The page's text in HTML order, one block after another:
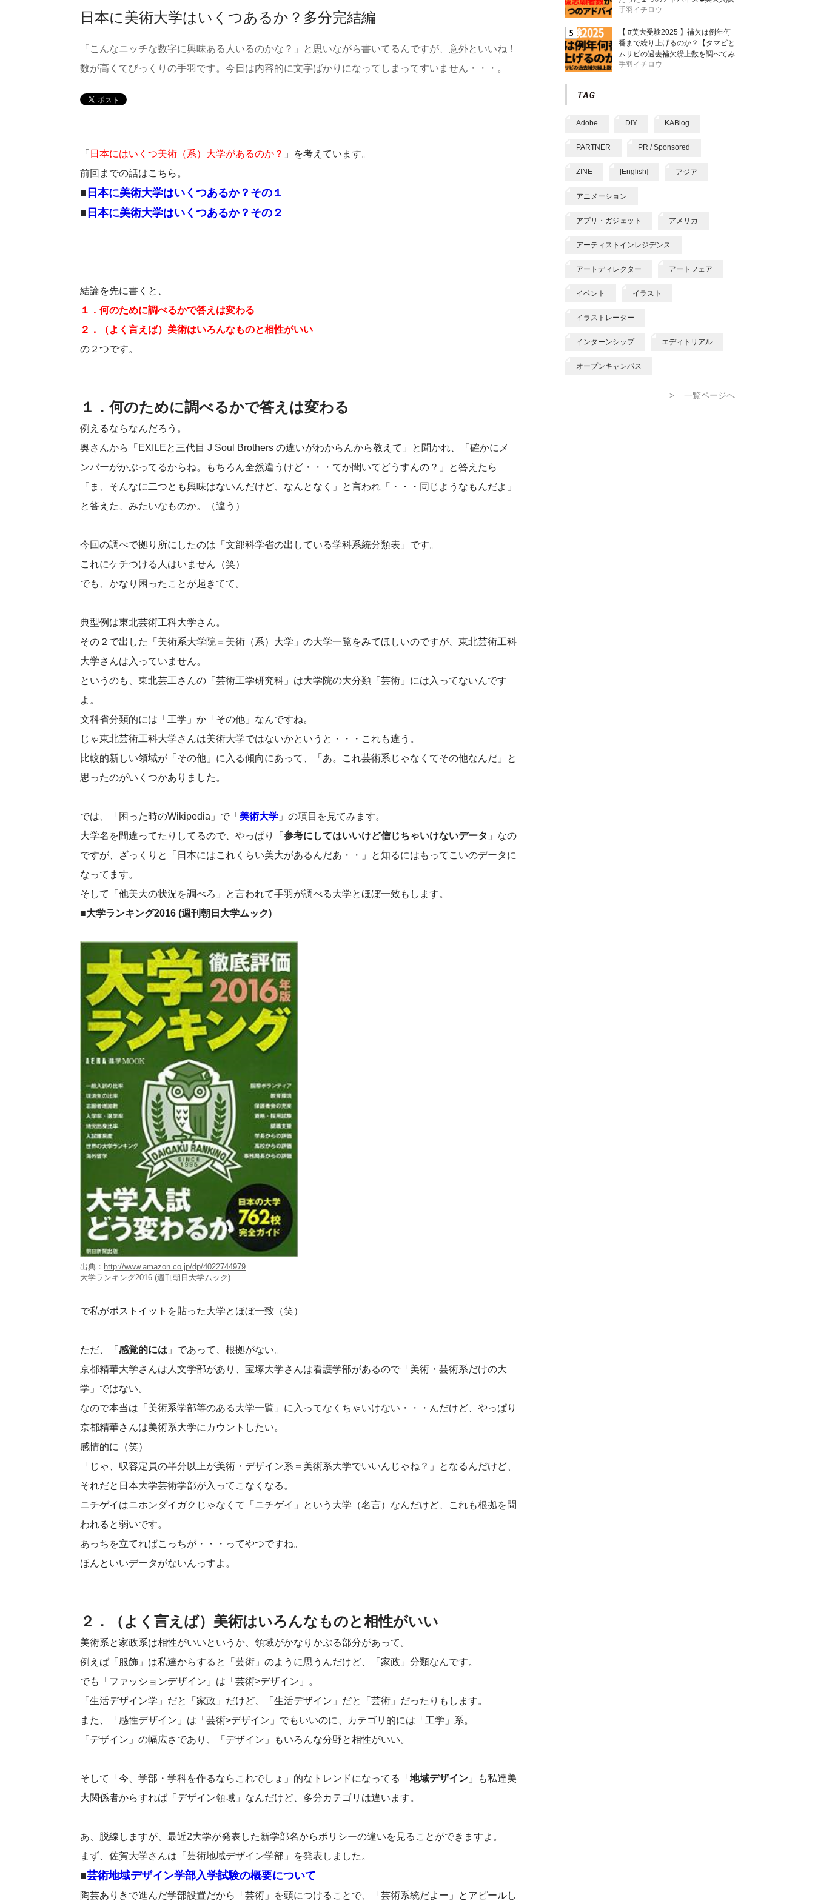
日本に美術大学はいくつあるか？多分完結編
「こんなニッチな数字に興味ある人いるのかな？」と思いながら書いてるんですが、意外といいね！
数が高くてびっくりの手羽です。今日は内容的に文字ばかりになってしまってすいません・・・。
「 日本にはいくつ美術（系）大学があるのか？ 」を考えています。
前回までの話はこちら。
■ 日本に美術大学はいくつあるか？その１
■ 日本に美術大学はいくつあるか？その２
結論を先に書くと、
１．何のために調べるかで答えは変わる
２．（よく言えば）美術はいろんなものと相性がいい
の２つです。
１．何のために調べるかで答えは変わる
例えるならなんだろう。
奥さんから「EXILEと三代目 J Soul Brothers の違いがわからんから教えて」と聞かれ、「確かにメ
ンバーがかぶってるからね。もちろん全然違うけど・・・てか聞いてどうすんの？」と答えたら
「ま、そんなに二つとも興味はないんだけど、なんとなく」と言われ「・・・同じようなもんだよ」
と答えた、みたいなものか。（違う）
今回の調べで拠り所にしたのは「文部科学省の出している学科系統分類表」です。
これにケチつける人はいません（笑）
でも、かなり困ったことが起きてて。
典型例は東北芸術工科大学さん。
その２で出した「美術系大学院＝美術（系）大学」の大学一覧をみてほしいのですが、東北芸術工科
大学さんは入っていません。
というのも、東北芸工さんの「芸術工学研究科」は大学院の大分類「芸術」には入ってないんです
よ。
文科省分類的には「工学」か「その他」なんですね。
じゃ東北芸術工科大学さんは美術大学ではないかというと・・・これも違う。
比較的新しい領域が「その他」に入る傾向にあって、「あ。これ芸術系じゃなくてその他なんだ」と
思ったのがいくつかありました。
では、「困った時のWikipedia」で「 美術大学 」の項目を見てみます。
大学名を間違ってたりしてるので、やっぱり「 参考にしてはいいけど信じちゃいけないデータ 」なの
ですが、ざっくりと「日本にはこれくらい美大があるんだあ・・」と知るにはもってこいのデータに
なってます。
そして「他美大の状況を調べろ」と言われて手羽が調べる大学とほぼ一致もします。
■大学ランキング2016 (週刊朝日大学ムック)
出典： http://www.amazon.co.jp/dp/4022744979
大学ランキング2016 (週刊朝日大学ムック)
で私がポストイットを貼った大学とほぼ一致（笑）
ただ、「 感覚的には 」であって、根拠がない。
京都精華大学さんは人文学部があり、宝塚大学さんは看護学部があるので「美術・芸術系だけの大
学」ではない。
なので本当は「美術系学部等のある大学一覧」に入ってなくちゃいけない・・・んだけど、やっぱり
京都精華さんは美術系大学にカウントしたい。
感情的に（笑）
「じゃ、収容定員の半分以上が美術・デザイン系＝美術系大学でいいんじゃね？」となるんだけど、
それだと日本大学芸術学部が入ってこなくなる。
ニチゲイはニホンダイガクじゃなくて「ニチゲイ」という大学（名言）なんだけど、これも根拠を問
われると弱いです。
あっちを立てればこっちが・・・ってやつですね。
ほんといいデータがないんっすよ。
２．（よく言えば）美術はいろんなものと相性がいい
美術系と家政系は相性がいいというか、領域がかなりかぶる部分があって。
例えば「服飾」は私達からすると「芸術」のように思うんだけど、「家政」分類なんです。
でも「ファッションデザイン」は「芸術>デザイン」。
「生活デザイン学」だと「家政」だけど、「生活デザイン」だと「芸術」だったりもします。
また、「感性デザイン」は「芸術>デザイン」でもいいのに、カテゴリ的には「工学」系。
「デザイン」の幅広さであり、「デザイン」もいろんな分野と相性がいい。
そして「今、学部・学科を作るならこれでしょ」的なトレンドになってる「 地域デザイン 」も私達美
大関係者からすれば「デザイン領域」なんだけど、多分カテゴリは違います。
あ、脱線しますが、最近2大学が発表した新学部名からポリシーの違いを見ることができますよ。
まず、佐賀大学さんは「芸術地域デザイン学部」を発表しました。
■芸術地域デザイン学部入学試験の概要について
陶芸ありきで進んだ学部設置だから「芸術」を頭につけることで、「芸術系統だよー」とアピールし
手羽イチロウ
【 #美大受験2025 】補欠は例年何
番まで繰り上げるのか？【タマビと
ムサビの過去補欠繰上数を調べてみ
た】
手羽イチロウ
Adobe DIY KABlog
PARTNER PR / Sponsored
ZINE [English] アジア
アニメーション
アプリ・ガジェット アメリカ
アーティストインレジデンス
アートディレクター アートフェア
イベント イラスト
イラストレーター
インターンシップ エディトリアル
オープンキャンパス
> 一覧ページへ